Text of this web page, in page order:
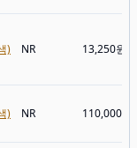
) NR 13,250원
) NR 110,000원